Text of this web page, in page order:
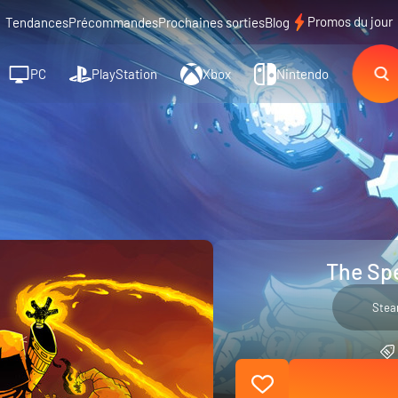
TendancesPrécommandesProchaines sortiesBlog Promos du jour
PC PlayStation Xbox Nintendo
The